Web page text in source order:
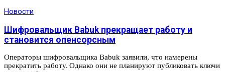
Новости
Шифровальщик Babuk прекращает работу и
становится опенсорсным
Операторы шифровальщика Babuk заявили, что намерены
прекратить работу. Однако они не планируют публиковать ключи